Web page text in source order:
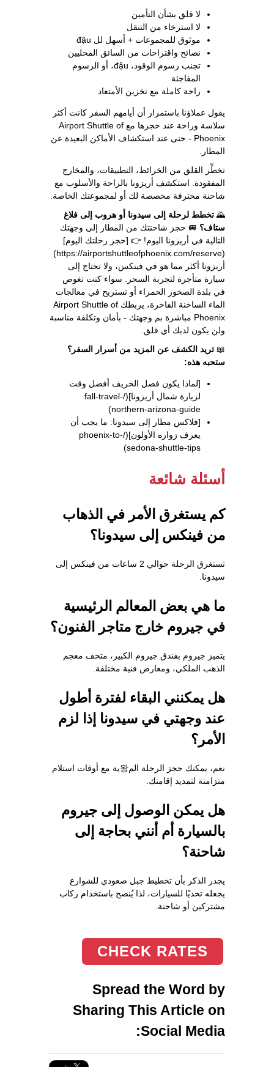
لا قلق بشأن التأمين
لا استرخاء من التنقل
موثوق للمجموعات + أسهل لل đậu
نصائح واقتراحات من السائق المحليين
تجنب رسوم الوقود، đậu، أو الرسوم
المفاجئة
راحة كاملة مع تخزين الأمتعاد
يقول عملاؤنا باستمرار أن أيامهم السفر كانت أكثر
سلاسة وراحة عند حجزها مع Airport Shuttle of
Phoenix - حتى عند استكشاف الأماكن البعيدة عن
المطار.
تخطِّر القلق من الخرائط، التطبيقات، والمخارج
المفقودة. استكشف أريزونا بالراحة والأسلوب مع
شاحنة محترفة مخصصة لك أو لمجموعتك الخاصة.
🌄 تخطط لرحلة إلى سيدونا أو هروب إلى فلاغ
ستاف؟ 🚐 حجز شاحنتك من المطار إلى وجهتك
التالية في أريزونا اليوم! 👉 [حجز رحلتك اليوم]
(https://airportshuttleofphoenix.com/reserve)
أريزونا أكثر مما هو في فينكس، ولا تحتاج إلى
سيارة متأجرة لتجربة السحر. سواء كنت تغوص
في بلدة الصخور الحمراء أو تستريح في معالجات
الماء الساخنة الفاخرة، يربطك Airport Shuttle of
Phoenix مباشرة بم وجهتك - بأمان وتكلفة مناسبة
ولن يكون لديك أي قلق.
📖 تريد الكشف عن المزيد من أسرار السفر؟
ستحبه هذه:
[لماذا يكون فصل الخريف أفضل وقت
لزيارة شمال أريزونا](/fall-travel-
northern-arizona-guide)
[فلاكس مطار إلى سيدونا: ما يجب أن
يعرف زواره الأولون](/phoenix-to-
sedona-shuttle-tips)
أسئلة شائعة
كم يستغرق الأمر في الذهاب
من فينكس إلى سيدونا؟
تستغرق الرحلة حوالي 2 ساعات من فينكس إلى
سيدونا.
ما هي بعض المعالم الرئيسية
في جيروم خارج متاجر الفنون؟
يتميز جيروم بفندق جيروم الكبير، متحف معجم
الذهب الملكي، ومعارض فنية مختلفة.
هل يمكنني البقاء لفترة أطول
عند وجهتي في سيدونا إذا لزم
الأمر؟
نعم، يمكنك حجز الرحلة الم왕ية مع أوقات استلام
متزامنة لتمديد إقامتك.
هل يمكن الوصول إلى جيروم
بالسيارة أم أنني بحاجة إلى
شاحنة؟
يجدر الذكر بأن تخطيط جبل صعودي للشوارع
يجعله تحديًا للسيارات، لذا يُنصح باستخدام ركاب
مشتركين أو شاحنة.
CHECK RATES
Spread the Word by
Sharing This Article on
Social Media: